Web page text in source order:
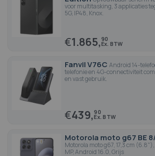
voor multitasking, 3 applicaties
5G, IP48, Knox.
€1.865,90
Fanvil V76C Android 14-
telefonie en 4G-connectiviteit
en vast gebruik.
€439,90
Motorola moto g67 BE
Motorola moto g67, 17,3 cm (6.8"),
MP, Android 16.0, Grijs